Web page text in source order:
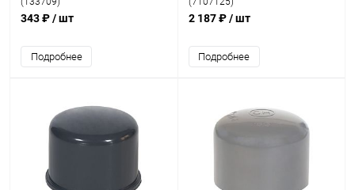
343 ₽/ шт
Подробнее
2 187 ₽/ шт
Подробнее